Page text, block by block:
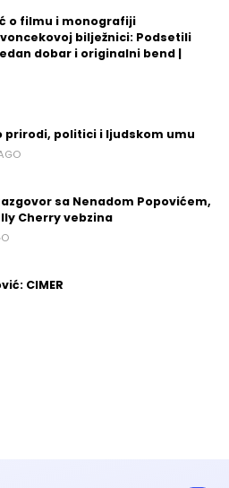
o filmu i monografiji
bilježnici: Podsetili
dobar i originalni bend |
prirodi, politici i ljudskom umu
sa Nenadom Popovićem,
Cherry vebzina
CIMER